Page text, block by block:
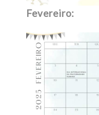
Fevereiro: